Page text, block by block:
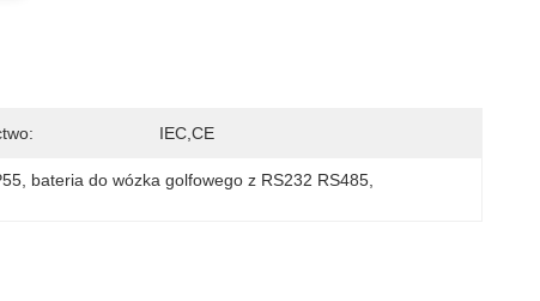
IEC,CE
bateria do wózka golfowego z RS232 RS485